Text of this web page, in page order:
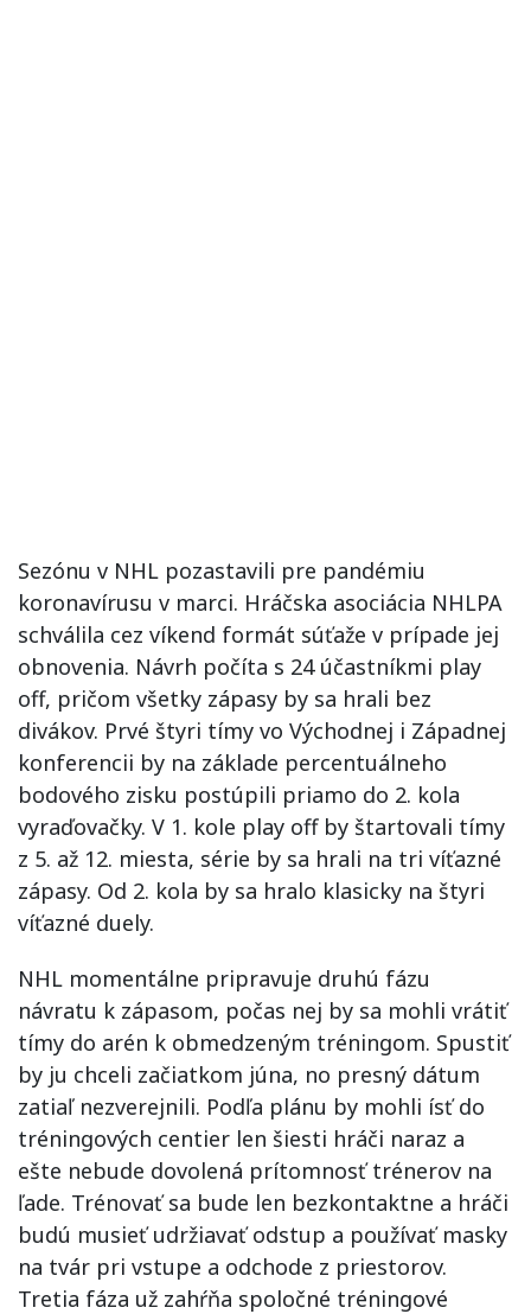
Sezónu v NHL pozastavili pre pandémiu
koronavírusu v marci. Hráčska asociácia NHLPA
schválila cez víkend formát súťaže v prípade jej
obnovenia. Návrh počíta s 24 účastníkmi play
off, pričom všetky zápasy by sa hrali bez
divákov. Prvé štyri tímy vo Východnej i Západnej
konferencii by na základe percentuálneho
bodového zisku postúpili priamo do 2. kola
vyraďovačky. V 1. kole play off by štartovali tímy
z 5. až 12. miesta, série by sa hrali na tri víťazné
zápasy. Od 2. kola by sa hralo klasicky na štyri
víťazné duely.
NHL momentálne pripravuje druhú fázu
návratu k zápasom, počas nej by sa mohli vrátiť
tímy do arén k obmedzeným tréningom. Spustiť
by ju chceli začiatkom júna, no presný dátum
zatiaľ nezverejnili. Podľa plánu by mohli ísť do
tréningových centier len šiesti hráči naraz a
ešte nebude dovolená prítomnosť trénerov na
ľade. Trénovať sa bude len bezkontaktne a hráči
budú musieť udržiavať odstup a používať masky
na tvár pri vstupe a odchode z priestorov.
Tretia fáza už zahŕňa spoločné tréningové